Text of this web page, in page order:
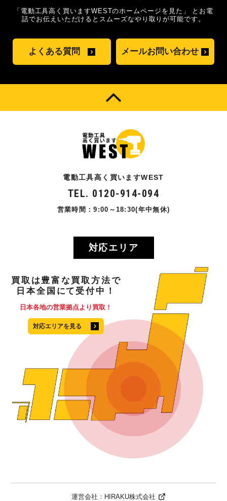
「電動工具高く買いますWESTのホームページを見た」
とお電
話でお伝えいただけるとスムーズなやり取りが可能です。
よくある質問 メールお問い合わせ
電動工具高く買いますWEST
TEL. 0120-914-094
営業時間：9:00～18:30(年中無休)
対応エリア
買取 は 豊富な買取方法で
日本全国 にて 受付中！
日本各地の営業拠点より買取！
対応エリアを見る
運営会社： HIRAKU株式会社